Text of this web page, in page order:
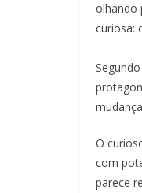
olhando
curiosa:
O
com
parece